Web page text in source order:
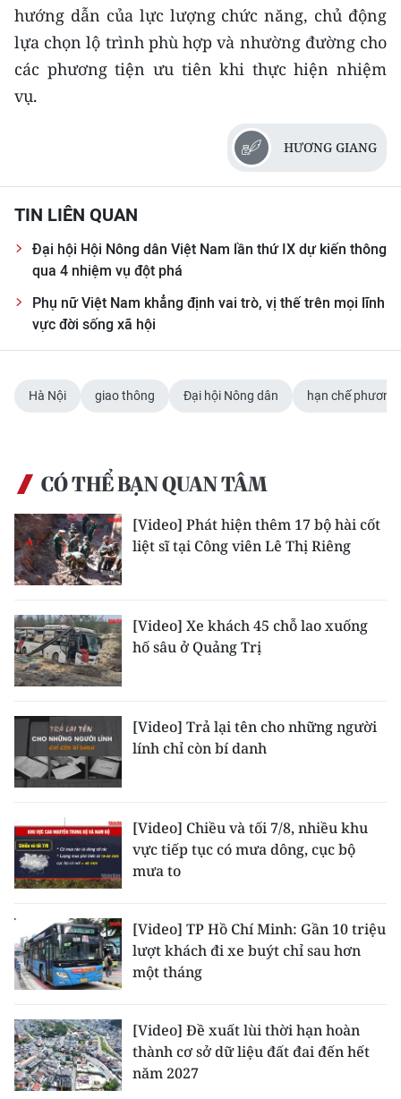
CHƯƠNG TRÌNH OCOP - MỖI XÃ
MỘT SẢN PHẨM
RADIO
E-Magazine
Media Chính trị
Media Kinh tế
Media Văn hóa
Media Xã hội
Media Du lịch
Media Thể thao
Media Giáo dục
Media Y tế
Media Khoa học - Công nghệ
Ảnh
Infographic
TIN MỚI
TIN ĐỊA PHƯƠNG
Trung du và miền núi phía Bắc
Đồng bằng sông Hồng
Duyên hải Nam Trung Bộ và Tây
Nguyên
hướng dẫn của lực lượng chức năng, chủ động
lựa chọn lộ trình phù hợp và nhường đường cho
các phương tiện ưu tiên khi thực hiện nhiệm
vụ.
HƯƠNG GIANG
TIN LIÊN QUAN
Đại hội Hội Nông dân Việt Nam lần thứ IX dự kiến thông
qua 4 nhiệm vụ đột phá
Phụ nữ Việt Nam khẳng định vai trò, vị thế trên mọi lĩnh
vực đời sống xã hội
Hà Nội giao thông Đại hội Nông dân hạn chế phương
CÓ THỂ BẠN QUAN TÂM
[Video] Phát hiện thêm 17 bộ hài cốt
liệt sĩ tại Công viên Lê Thị Riêng
[Video] Xe khách 45 chỗ lao xuống
hố sâu ở Quảng Trị
[Video] Trả lại tên cho những người
lính chỉ còn bí danh
[Video] Chiều và tối 7/8, nhiều khu
vực tiếp tục có mưa dông, cục bộ
mưa to
[Video] TP Hồ Chí Minh: Gần 10 triệu
lượt khách đi xe buýt chỉ sau hơn
một tháng
[Video] Đề xuất lùi thời hạn hoàn
thành cơ sở dữ liệu đất đai đến hết
năm 2027